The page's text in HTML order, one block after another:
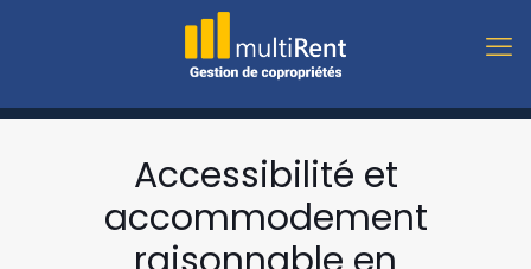
Accessibilité et
accommodement